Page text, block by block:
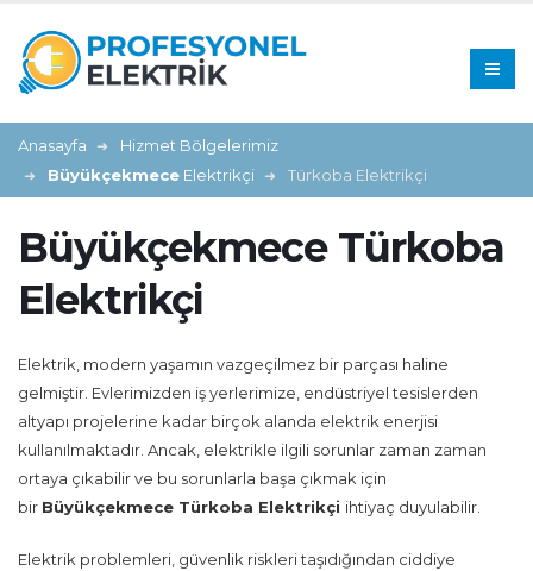
Anasayfa
Hizmet Bölgelerimiz
Büyükçekmece Elektrikçi Türkoba Elektrikçi
Büyükçekmece Türkoba
Elektrikçi
Elektrik, modern yaşamın vazgeçilmez bir parçası haline
gelmiştir. Evlerimizden iş yerlerimize, endüstriyel tesislerden
altyapı projelerine kadar birçok alanda elektrik enerjisi
kullanılmaktadır. Ancak, elektrikle ilgili sorunlar zaman zaman
ortaya çıkabilir ve bu sorunlarla başa çıkmak için
bir Büyükçekmece Türkoba Elektrikçi ihtiyaç duyulabilir.
Elektrik problemleri, güvenlik riskleri taşıdığından ciddiye